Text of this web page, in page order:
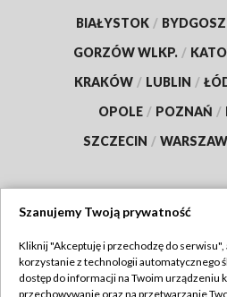
BIAŁYSTOK /
GORZÓW WLKP. /
KRAKÓW / LUBLIN /
OPOLE / POZNAŃ /
SZCZECIN /
TVP
Szanujemy Twoją prywatność
Kliknij "Akceptuję i przechodzę do serwisu",
korzystanie z technologii automatycznego
dostęp do informacji na Twoim urządzeniu
przechowywanie oraz na przetwarzanie